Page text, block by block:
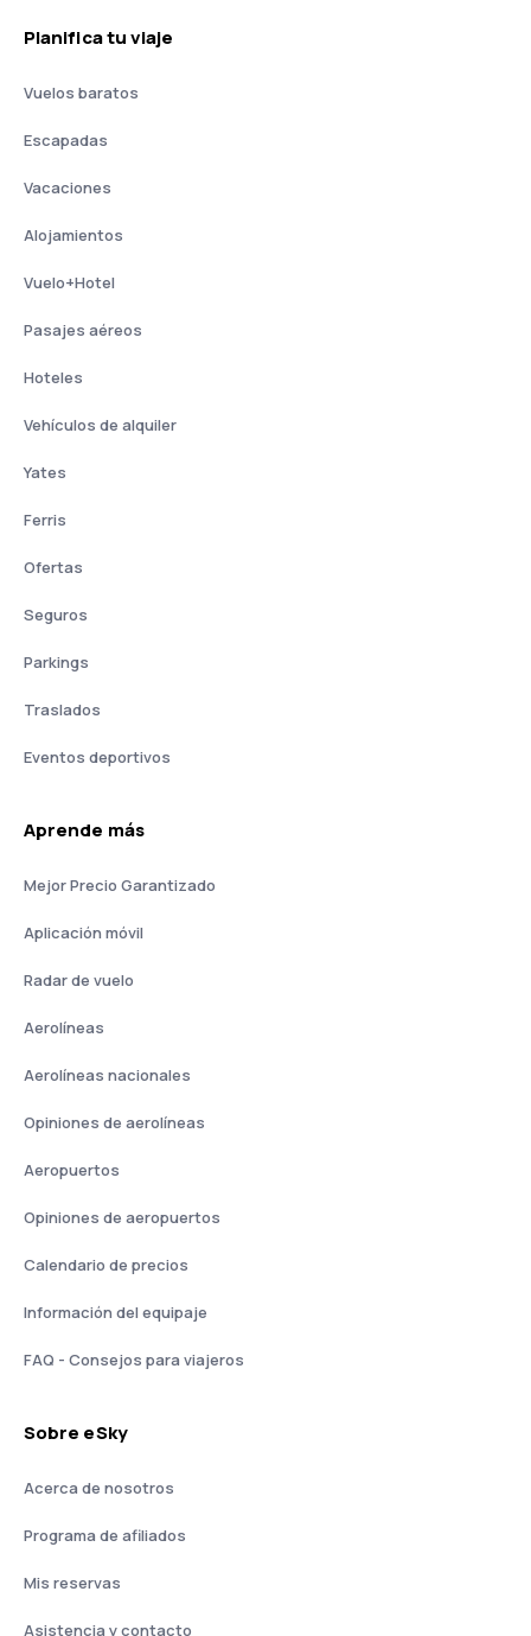
Planifica tu viaje
Vuelos baratos
Escapadas
Vacaciones
Alojamientos
Vuelo+Hotel
Pasajes aéreos
Hoteles
Vehículos de alquiler
Yates
Ferris
Ofertas
Seguros
Parkings
Traslados
Eventos deportivos
Aprende más
Mejor Precio Garantizado
Aplicación móvil
Radar de vuelo
Aerolíneas
Aerolíneas nacionales
Opiniones de aerolíneas
Aeropuertos
Opiniones de aeropuertos
Calendario de precios
Información del equipaje
FAQ - Consejos para viajeros
Sobre eSky
Acerca de nosotros
Programa de afiliados
Mis reservas
Asistencia y contacto